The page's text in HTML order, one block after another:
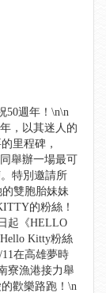
50週年！\n\n
，以其迷人的
里程碑，
舉辦一場最可
特別邀請所
雙胞胎妹妹
的粉絲！
起《HELLO
Kitty粉絲
在高雄夢時
寮漁港接力舉
歡樂路跑！\n